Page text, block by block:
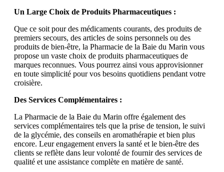
Un Large Choix de Produits Pharmaceutiques :
Que ce soit pour des médicaments courants, des produits de
premiers secours, des articles de soins personnels ou des
produits de bien-être, la Pharmacie de la Baie du Marin vous
propose un vaste choix de produits pharmaceutiques de
marques reconnues. Vous pourrez ainsi vous approvisionner
en toute simplicité pour vos besoins quotidiens pendant votre
croisière.
Des Services Complémentaires :
La Pharmacie de la Baie du Marin offre également des
services complémentaires tels que la prise de tension, le suivi
de la glycémie, des conseils en aromathérapie et bien plus
encore. Leur engagement envers la santé et le bien-être des
clients se reflète dans leur volonté de fournir des services de
qualité et une assistance complète en matière de santé.